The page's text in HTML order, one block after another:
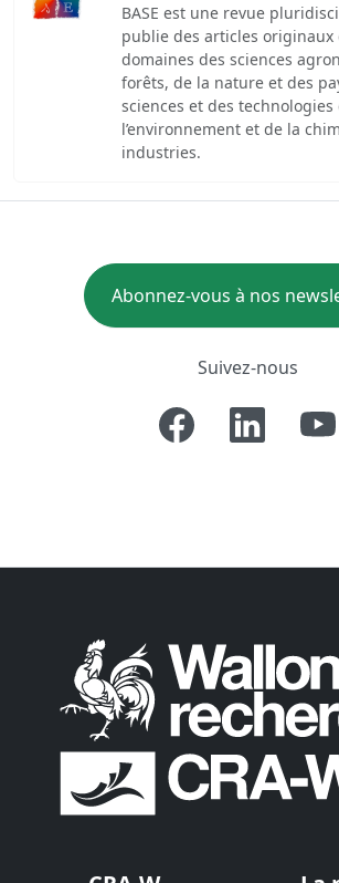
BASE est une revue
publie des articles originaux
domaines des sciences
forêts, de la nature et des
sciences et des technologies
l’environnement et de la
industries.
Abonnez-vous à nos
Suivez-nous